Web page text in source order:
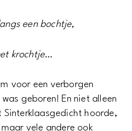
een bochtje,
krochtje…
voor een verborgen
geboren! En niet alleen
hoorde,
vele andere ook